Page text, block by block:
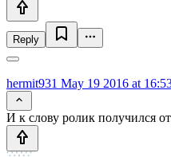
Reply
hermit931 May 19 2016 at
И к слову ролик получился